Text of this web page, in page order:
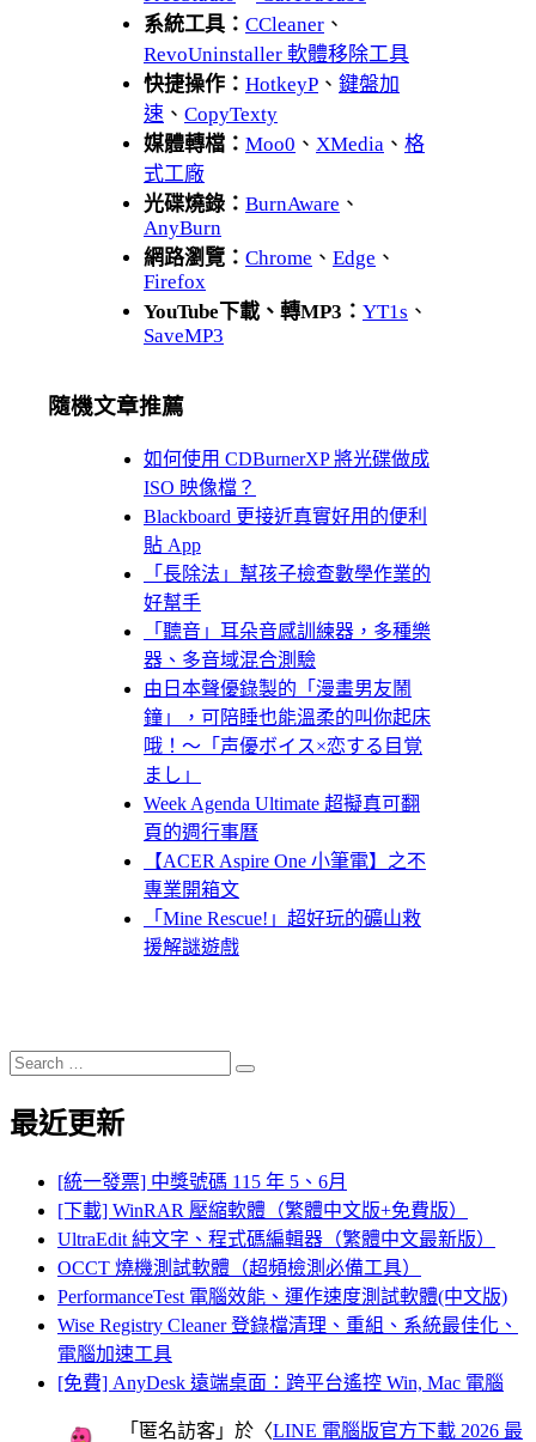
系統工具： CCleaner 、
RevoUninstaller 軟體移除工具
快捷操作： HotkeyP 、 鍵盤加
速 、 CopyTexty
媒體轉檔： Moo0 、 XMedia 、 格
式工廠
光碟燒錄： BurnAware 、
AnyBurn
網路瀏覽： Chrome 、 Edge 、
Firefox
YouTube下載、轉MP3： YT1s 、
SaveMP3
隨機文章推薦
如何使用 CDBurnerXP 將光碟做成
ISO 映像檔？
Blackboard 更接近真實好用的便利
貼 App
「長除法」幫孩子檢查數學作業的
好幫手
「聽音」耳朵音感訓練器，多種樂
器、多音域混合測驗
由日本聲優錄製的「漫畫男友鬧
鐘」，可陪睡也能溫柔的叫你起床
哦！～「声優ボイス×恋する目覚
まし」
Week Agenda Ultimate 超擬真可翻
頁的週行事曆
【ACER Aspire One 小筆電】之不
專業開箱文
「Mine Rescue!」超好玩的礦山救
援解謎遊戲
Search
for:
Search
最近更新
[統一發票] 中獎號碼 115 年 5、6月
[下載] WinRAR 壓縮軟體（繁體中文版+免費版）
UltraEdit 純文字、程式碼編輯器（繁體中文最新版）
OCCT 燒機測試軟體（超頻檢測必備工具）
PerformanceTest 電腦效能、運作速度測試軟體(中文版)
Wise Registry Cleaner 登錄檔清理、重組、系統最佳化、
電腦加速工具
[免費] AnyDesk 遠端桌面：跨平台遙控 Win, Mac 電腦
「 匿名訪客 」於〈LINE 電腦版官方下載 2026 最